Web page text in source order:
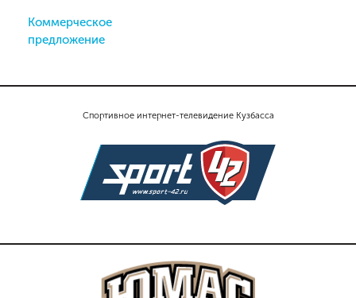
Спортивное интернет-телевидение Кузбасса
Коммерческое
предложение